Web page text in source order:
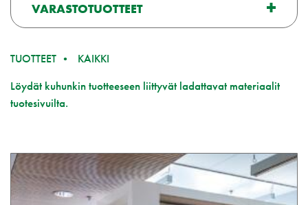
VARASTOTUOTTEET
TUOTTEET KAIKKI
Löydät kuhunkin tuotteeseen liittyvät ladattavat materiaalit
tuotesivuilta.